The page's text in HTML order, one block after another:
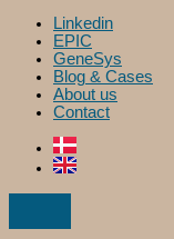
Linkedin
EPIC
GeneSys
Blog & Cases
About us
Contact